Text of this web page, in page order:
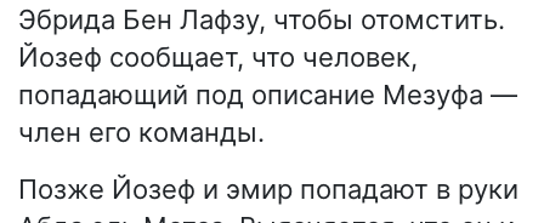
Эбрида Бен Лафзу, чтобы отомстить.
Йозеф сообщает, что человек,
попадающий под описание Мезуфа —
член его команды.
Позже Йозеф и эмир попадают в руки